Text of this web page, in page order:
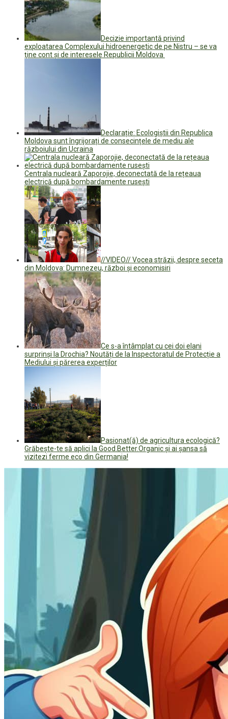
Decizie importantă privind
exploatarea Complexului hidroenergetic de pe Nistru – se va
ţine cont şi de interesele Republicii Moldova
Declarație: Ecologiștii din Republica
Moldova sunt îngrijorați de consecințele de mediu ale
războiului din Ucraina
Centrala nucleară Zaporojie, deconectată de la rețeaua
electrică după bombardamente rusești
//VIDEO// Vocea străzii, despre seceta
din Moldova: Dumnezeu, război și economisiri
Ce s-a întâmplat cu cei doi elani
surprinși la Drochia? Noutăți de la Inspectoratul de Protecție a
Mediului și părerea experților
Pasionat(ă) de agricultura ecologică?
Grăbește-te să aplici la Good.Better.Organic și ai șansa să
vizitezi ferme eco din Germania!